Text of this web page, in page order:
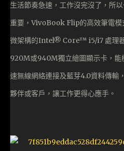
生活節奏急速，工作沒完沒了，所
重要，VivoBook Flip的高效筆電
微架構的Intel® Core™ i5/i7 處理
920M或940M獨立繪圖顯示卡，能
速無線網絡連接及藍芽4.0資料傳輸
夥伴或客戶，讓工作更得心應手。